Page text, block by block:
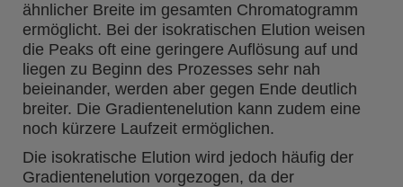
ähnlicher Breite im gesamten Chromatogramm
ermöglicht. Bei der isokratischen Elution weisen
die Peaks oft eine geringere Auflösung auf und
liegen zu Beginn des Prozesses sehr nah
beieinander, werden aber gegen Ende deutlich
breiter. Die Gradientenelution kann zudem eine
noch kürzere Laufzeit ermöglichen.
Die isokratische Elution wird jedoch häufig der
Gradientenelution vorgezogen, da der